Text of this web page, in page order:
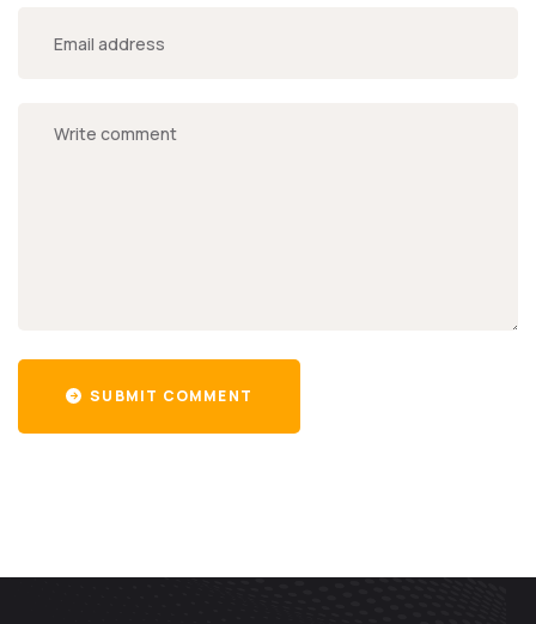
SUBMIT COMMENT